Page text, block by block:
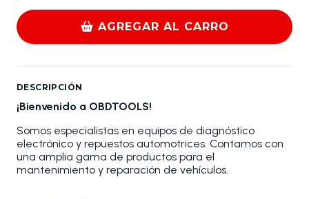
AGREGAR AL CARRO
DESCRIPCIÓN
¡Bienvenido a OBDTOOLS!
Somos especialistas en equipos de diagnóstico
electrónico y repuestos automotrices. Contamos con
una amplia gama de productos para el
mantenimiento y reparación de vehículos.